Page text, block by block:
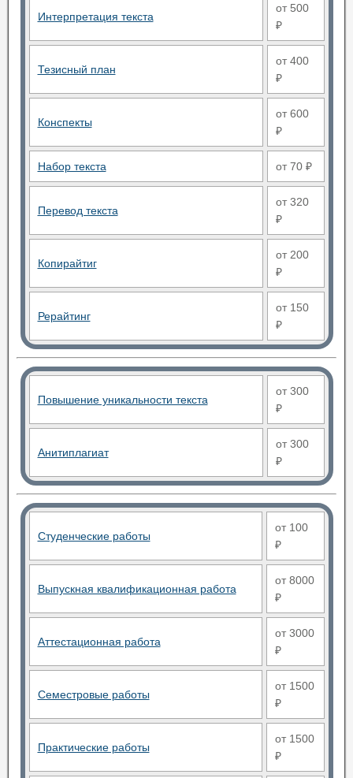
Интерпретация текста
от 500
₽
Тезисный план
от 400
₽
Конспекты
от 600
₽
Набор текста от 70 ₽
Перевод текста
от 320
₽
Копирайтиг
от 200
₽
Рерайтинг
от 150
₽
Повышение уникальности текста
от 300
₽
Анитиплагиат
от 300
₽
Студенческие работы
от 100
₽
Выпускная квалификационная работа
от 8000
₽
Аттестационная работа
от 3000
₽
Семестровые работы
от 1500
₽
Практические работы
от 1500
₽